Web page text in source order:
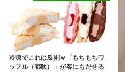
冷凍でこれは反則ｗ「もちもちワ
ッフル（都吹）」が客にもだせる